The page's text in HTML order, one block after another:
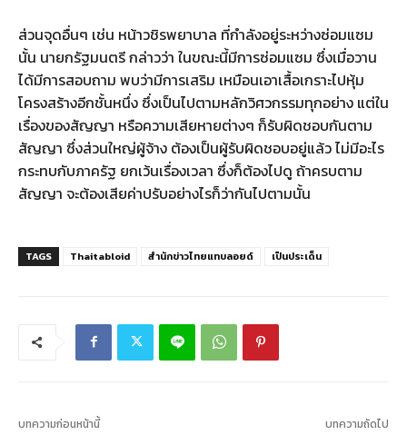
ส่วนจุดอื่นๆ เช่น หน้าวชิรพยาบาล ที่กำลังอยู่ระหว่างซ่อมแซม
นั้น นายกรัฐมนตรี กล่าวว่า ในขณะนี้มีการซ่อมแซม ซึ่งเมื่อวาน
ได้มีการสอบถาม พบว่ามีการเสริม เหมือนเอาเสื้อเกราะไปหุ้ม
โครงสร้างอีกชั้นหนึ่ง ซึ่งเป็นไปตามหลักวิศวกรรมทุกอย่าง แต่ใน
เรื่องของสัญญา หรือความเสียหายต่างๆ ก็รับผิดชอบกันตาม
สัญญา ซึ่งส่วนใหญ่ผู้จ้าง ต้องเป็นผู้รับผิดชอบอยู่แล้ว ไม่มีอะไร
กระทบกับภาครัฐ ยกเว้นเรื่องเวลา ซึ่งก็ต้องไปดู ถ้าครบตาม
สัญญา จะต้องเสียค่าปรับอย่างไรก็ว่ากันไปตามนั้น
TAGS Thaitabloid สำนักข่าวไทยแทบลอยด์ เป็นประเด็น
บทความก่อนหน้านี้ บทความถัดไป